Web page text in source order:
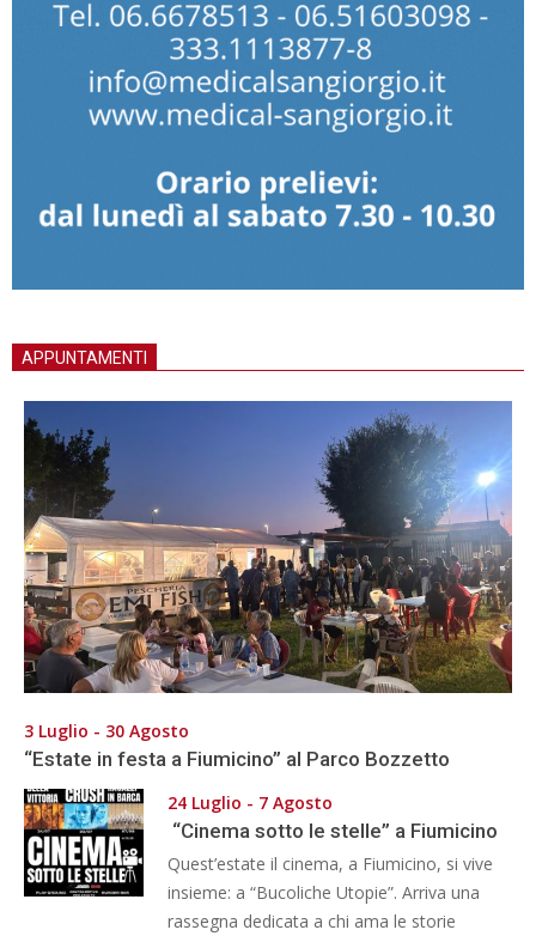
APPUNTAMENTI
3 Luglio - 30 Agosto
“Estate in festa a Fiumicino” al Parco Bozzetto
24 Luglio - 7 Agosto
“Cinema sotto le stelle” a Fiumicino
Quest’estate il cinema, a Fiumicino, si vive
insieme: a “Bucoliche Utopie”. Arriva una
rassegna dedicata a chi ama le storie